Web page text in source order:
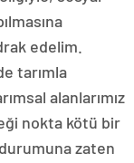
edelim.
tarımla
alanlarımız
nokta kötü bir
zaten